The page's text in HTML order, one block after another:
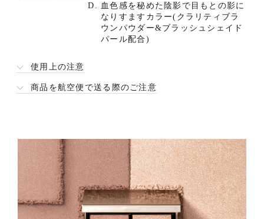
血色感を秘めた陰影で目もとの影に
なりすますカラー(クラリティブラ
ウンパウダー&ブラッシュシェイド
パール配合)
使用上の注意
商品を航空便で送る際のご注意